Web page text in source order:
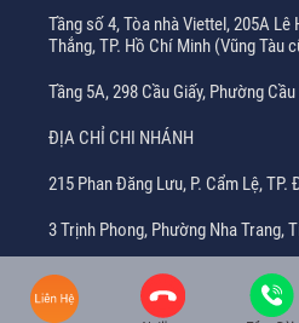
Tầng số 4, Tòa nhà Viettel, 205A
Thắng, TP. Hồ Chí Minh (Vũng Tàu
Tầng 5A, 298 Cầu Giấy, Phường
ĐỊA CHỈ CHI NHÁNH
215 Phan Đăng Lưu, P. Cẩm Lệ, TP.
3 Trịnh Phong, Phường Nha Trang,